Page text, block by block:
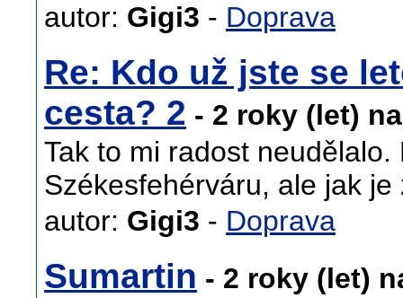
autor: Gigi3 - Doprava
Re: Kdo už jste se
cesta? 2 - 2 roky (let)
Tak to mi radost
Székesfehérváru, ale jak
autor: Gigi3 - Doprava
Sumartin - 2 roky (let)